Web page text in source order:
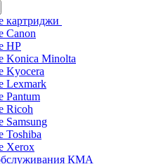
картриджи
Canon
HP
Konica Minolta
Kyocera
Lexmark
Pantum
Ricoh
Samsung
Toshiba
Xerox
КМА